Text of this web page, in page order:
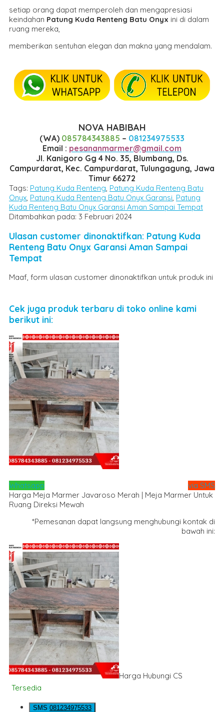
setiap orang dapat memperoleh dan mengapresiasi
keindahan Patung Kuda Renteng Batu Onyx ini di dalam
ruang mereka,
memberikan sentuhan elegan dan makna yang mendalam.
NOVA HABIBAH
(WA) 085784343885 – 081234975533
Email : pesananmarmer@gmail.com
Jl. Kanigoro Gg 4 No. 35, Blumbang, Ds.
Campurdarat, Kec. Campurdarat, Tulungagung, Jawa
Timur 66272
Tags: Patung Kuda Renteng, Patung Kuda Renteng Batu
Onyx, Patung Kuda Renteng Batu Onyx Garansi, Patung
Kuda Renteng Batu Onyx Garansi Aman Sampai Tempat
Ditambahkan pada: 3 Februari 2024
Ulasan customer dinonaktifkan: Patung Kuda
Renteng Batu Onyx Garansi Aman Sampai
Tempat
Maaf, form ulasan customer dinonaktifkan untuk produk ini
Cek juga produk terbaru di toko online kami
berikut ini:
Whatsapp
via SMS
Harga Meja Marmer Javaroso Merah | Meja Marmer Untuk
Ruang Direksi Mewah
*Pemesanan dapat langsung menghubungi kontak di
bawah ini:
Harga Hubungi CS
Tersedia
SMS 081234975533